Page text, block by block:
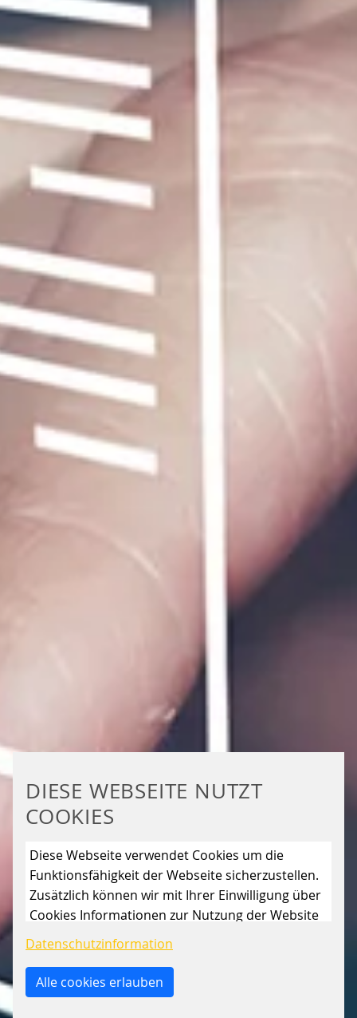
DIESE WEBSEITE NUTZT
COOKIES
Diese Webseite verwendet Cookies um die
Funktionsfähigkeit der Webseite sicherzustellen.
Zusätzlich können wir mit Ihrer Einwilligung über
Cookies Informationen zur Nutzung der Website
sammeln, um die Webseite ständig zu
verbessern. Mit dem Klick auf den Button „Nur
essenzielle Cookies erlauben“ lehnen Sie die
Verwendung anderer als der essenziell
Datenschutzinformation
Alle cookies erlauben